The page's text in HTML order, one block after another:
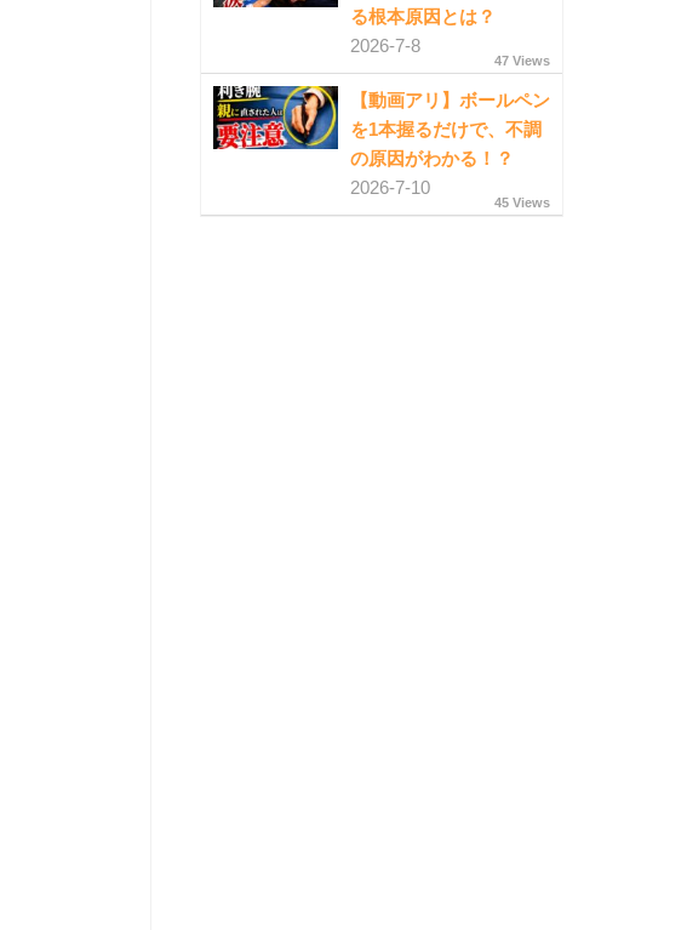
る根本原因とは？
2026-7-8
47 Views
【動画アリ】ボールペン
を1本握るだけで、不調
の原因がわかる！？
2026-7-10
45 Views